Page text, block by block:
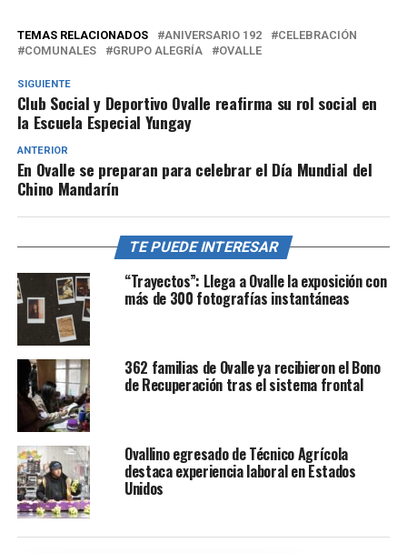
TEMAS RELACIONADOS ANIVERSARIO 192
CELEBRACIÓN
COMUNALES
GRUPO ALEGRÍA OVALLE
SIGUIENTE
Club Social y Deportivo Ovalle reafirma su rol social en
la Escuela Especial Yungay
ANTERIOR
En Ovalle se preparan para celebrar el Día Mundial del
Chino Mandarín
TE PUEDE INTERESAR
“Trayectos”: Llega a Ovalle la exposición con
más de 300 fotografías instantáneas
362 familias de Ovalle ya recibieron el Bono
de Recuperación tras el sistema frontal
Ovallino egresado de Técnico Agrícola
destaca experiencia laboral en Estados
Unidos